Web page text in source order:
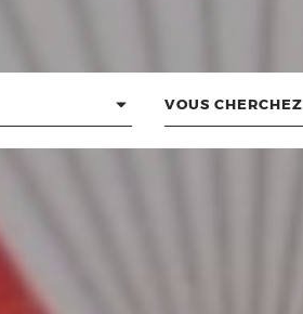
Vous
cherchez